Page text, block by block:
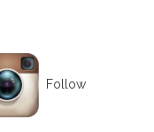
Follow